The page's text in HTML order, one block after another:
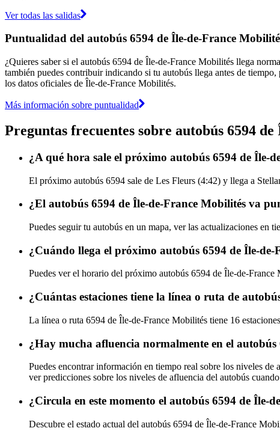
Ver todas las salidas
Puntualidad del autobús 6594 de Île-de-France
¿Quieres saber si el autobús 6594 de Île-de-France Mobilités llega
también puedes contribuir indicando si tu autobús llega antes de
los datos oficiales de Île-de-France Mobilités.
Más información sobre puntualidad
Preguntas frecuentes sobre autobús 6594
¿A qué hora sale el próximo autobús 6594 de Île-
El próximo autobús 6594 sale de Les Fleurs (4:42) y llega a
¿El autobús 6594 de Île-de-France Mobilités va
Puedes seguir tu autobús en un mapa, ver las actualizaciones
¿Cuándo llega el próximo autobús 6594 de Île-de-
Puedes ver el horario del próximo autobús 6594 de Île-de-France
¿Cuántas estaciones tiene la línea o ruta de
La línea o ruta 6594 de Île-de-France Mobilités tiene 16
¿Hay mucha afluencia normalmente en el
Puedes encontrar información en tiempo real sobre los niveles
ver predicciones sobre los niveles de afluencia del autobús
¿Circula en este momento el autobús 6594 de Île-
Descubre el estado actual del autobús 6594 de Île-de-France